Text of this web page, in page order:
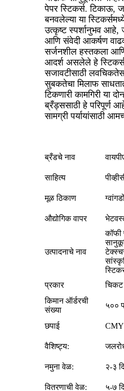
पेपर स्टिकर्स. टिकाऊ,
बनवलेल्या या
उत्कृष्ट स्पर्शानुभव आहे,
आणि संवेदी आकर्षण
सर्जनशील हस्तकला
आदर्श असलेले हे
सजावटीसाठी
सुबकतेचा मिलाफ
टिकणारी कामगिरी या
ब्रँड्ससाठी हे परिपूर्ण
सामग्री पर्यायांसाठी
ब्रँडचे नाव
साहित्य
मूळ ठिकाण
औद्योगिक वापर
उत्पादनाचे नाव
कॉफी
प्रकार
चिकट
किमान ऑर्डरची
संख्या
५००
छपाई
वैशिष्ट्य:
नमुना वेळ: २-३
वितरणाची वेळ: ५-७